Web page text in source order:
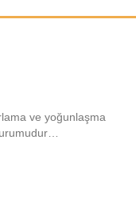
ve yoğunlaşma